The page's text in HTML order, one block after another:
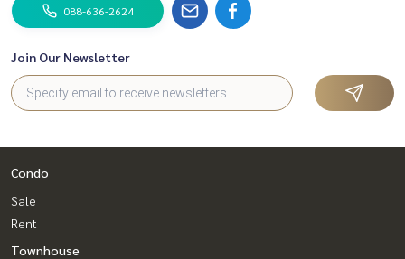
088-636-2624
Join Our Newsletter
Condo
Sale
Rent
Townhouse